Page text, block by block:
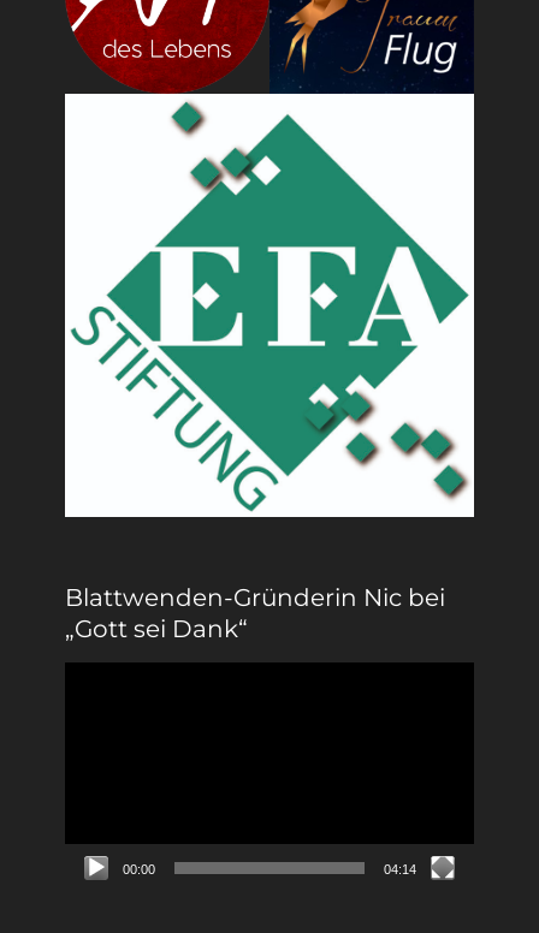
Blattwenden-Gründerin Nic bei
„Gott sei Dank“
00:00 04:14